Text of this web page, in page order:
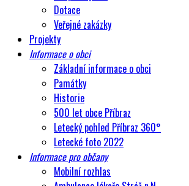
Dotace
Veřejné zakázky
Projekty
Informace o obci
Základní informace o obci
Památky
Historie
500 let obce Příbraz
Letecký pohled Příbraz 360°
Letecké foto 2022
Informace pro občany
Mobilní rozhlas